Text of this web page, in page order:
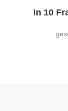
In 10